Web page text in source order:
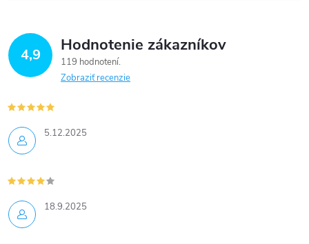
4,9 Hodnotenie zákazníkov
119 hodnotení
Zobraziť recenzie
5.12.2025
18.9.2025